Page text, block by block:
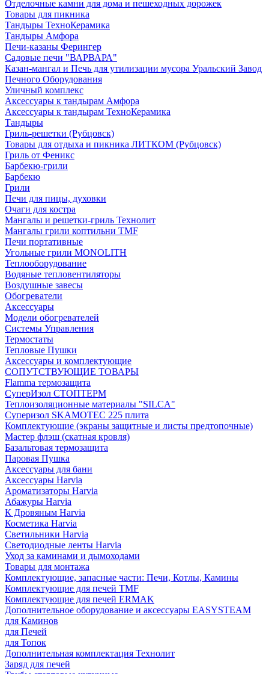
Отделочные камни для дома и пешеходных дорожек
Товары для пикника
Тандыры ТехноКерамика
Тандыры Амфора
Печи-казаны Ферингер
Садовые печи "ВАРВАРА"
Казан-мангал и Печь для утилизации мусора Уральский Завод
Печного Оборудования
Уличный комплекс
Аксессуары к тандырам Амфора
Аксессуары к тандырам ТехноКерамика
Тандыры
Гриль-решетки (Рубцовск)
Товары для отдыха и пикника ЛИТКОМ (Рубцовск)
Гриль от Феникс
Барбекю-грили
Барбекю
Грили
Печи для пицы, духовки
Очаги для костра
Мангалы и решетки-гриль Технолит
Мангалы грили коптильни TMF
Печи портативные
Угольные грили MONOLITH
Теплооборудование
Водяные тепловентиляторы
Воздушные завесы
Обогреватели
Аксессуары
Модели обогревателей
Системы Управления
Термостаты
Тепловые Пушки
Аксессуары и комплектующие
СОПУТСТВУЮЩИЕ ТОВАРЫ
Flamma термозащита
СуперИзол СТОПТЕРМ
Теплоизоляционные материалы "SILCA"
Суперизол SKAMOTEC 225 плита
Комплектующие (экраны защитные и листы предтопочные)
Мастер флэш (скатная кровля)
Базальтовая термозащита
Паровая Пушка
Аксессуары для бани
Аксессуары Harvia
Ароматизаторы Harvia
Абажуры Harvia
К Дровяным Harvia
Косметика Harvia
Светильники Harvia
Светодиодные ленты Harvia
Уход за каминами и дымоходами
Товары для монтажа
Комплектующие, запасные части: Печи, Котлы, Камины
Комплектующие для печей TMF
Комплектующие для печей ERMAK
Дополнительное оборудование и аксессуары EASYSTEAM
для Каминов
для Печей
для Топок
Дополнительная комплектация Технолит
Заряд для печей